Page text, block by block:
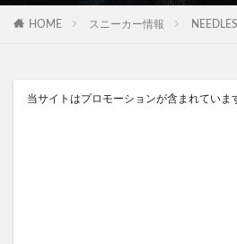
HOME スニーカー情報
当サイトはプロモーションが含まれていま